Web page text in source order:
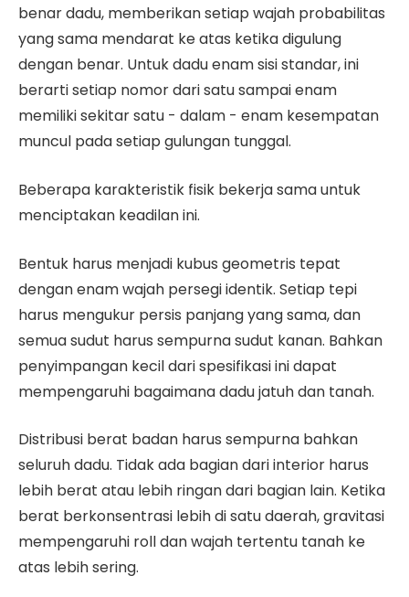
benar dadu, memberikan setiap wajah probabilitas
yang sama mendarat ke atas ketika digulung
dengan benar. Untuk dadu enam sisi standar, ini
berarti setiap nomor dari satu sampai enam
memiliki sekitar satu - dalam - enam kesempatan
muncul pada setiap gulungan tunggal.
Beberapa karakteristik fisik bekerja sama untuk
menciptakan keadilan ini.
Bentuk harus menjadi kubus geometris tepat
dengan enam wajah persegi identik. Setiap tepi
harus mengukur persis panjang yang sama, dan
semua sudut harus sempurna sudut kanan. Bahkan
penyimpangan kecil dari spesifikasi ini dapat
mempengaruhi bagaimana dadu jatuh dan tanah.
Distribusi berat badan harus sempurna bahkan
seluruh dadu. Tidak ada bagian dari interior harus
lebih berat atau lebih ringan dari bagian lain. Ketika
berat berkonsentrasi lebih di satu daerah, gravitasi
mempengaruhi roll dan wajah tertentu tanah ke
atas lebih sering.